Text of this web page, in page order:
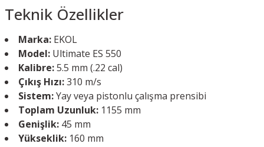
Teknik Özellikler
Marka: EKOL
Model: Ultimate ES 550
Kalibre:5.5 mm (.22 cal)
Çıkış Hızı:310 m/s
Sistem:Yay veya pistonlu çalışma prensibi
Toplam Uzunluk: 1155 mm
Genişlik: 45 mm
Yükseklik: 160 mm